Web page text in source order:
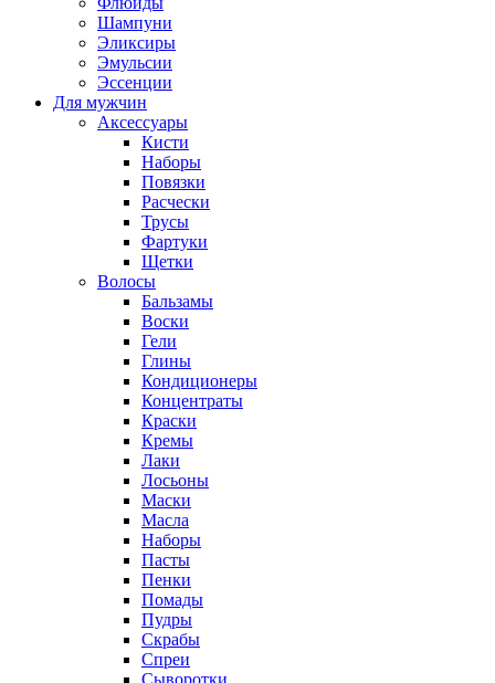
Шампуни
Эликсиры
Эмульсии
Эссенции
Для мужчин
Аксессуары
Кисти
Наборы
Повязки
Расчески
Трусы
Фартуки
Щетки
Волосы
Бальзамы
Воски
Гели
Глины
Кондиционеры
Концентраты
Краски
Кремы
Лаки
Лосьоны
Маски
Масла
Наборы
Пасты
Пенки
Помады
Пудры
Скрабы
Спреи
Сыворотки